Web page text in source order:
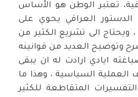
تعتبر الوطن هو الأساس
العراقي يحوي على
ويحتاج الى تشريع الكثير من
وتوضيح العديد من قوانينه
ايادي ارادت له ان يبقى
العملية السياسية ، وهذا ما
المتقاطعة للكثير